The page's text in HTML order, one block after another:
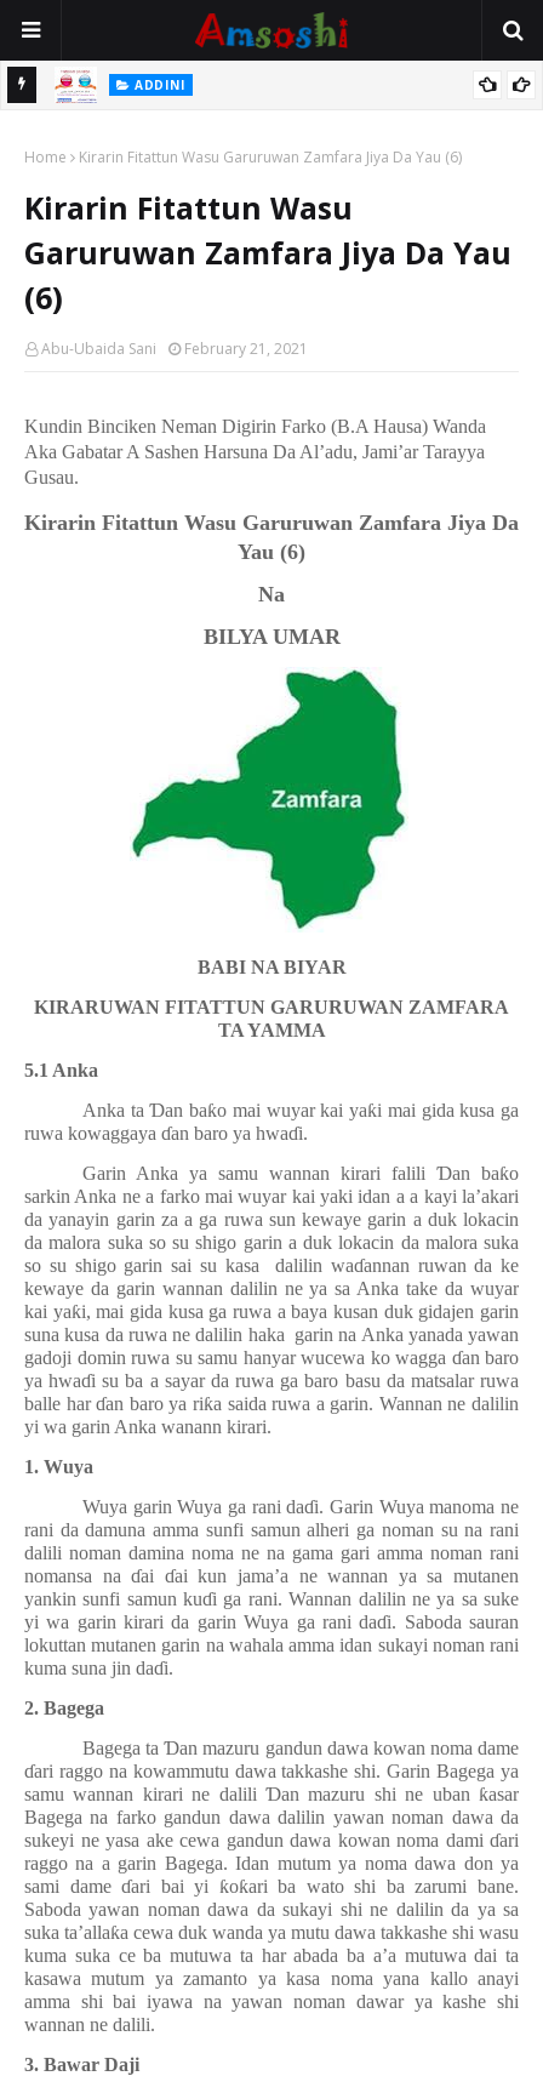
ADDINI
Home Kirarin Fitattun Wasu Garuruwan Zamfara Jiya Da Yau (6)
Kirarin Fitattun Wasu
Garuruwan Zamfara Jiya Da Yau
(6)
Abu-Ubaida Sani February 21, 2021
Kundin Binciken Neman Digirin Farko (B.A Hausa) Wanda
Aka Gabatar A Sashen Harsuna Da Al’adu, Jami’ar Tarayya
Gusau.
Kirarin Fitattun Wasu Garuruwan Zamfara Jiya Da
Yau (6)
Na
BILYA UMAR
BABI NA BIYAR
KIRARUWAN FITATTUN GARURUWAN ZAMFARA
TA YAMMA
5.1 Anka
Anka taƊan baƙo mai wuyar kai yaƙi mai gida kusa ga
ruwa kowaggaya ɗan baro ya hwaɗi.
Garin Anka ya samu wannan kirari falili Ɗan baƙo
sarkin Anka ne a farko mai wuyar kai yaki idan a a kayi la’akari
da yanayin garin za a ga ruwa sun kewaye garin a duk lokacin
da malora suka so su shigo garin a duk lokacin da malora suka
so su shigo garin sai su kasa
dalilin waɗannan ruwan da ke
kewaye da garin wannan dalilin ne ya sa Anka take da wuyar
kai yaƙi, mai gida kusa ga ruwa a baya kusan duk gidajen garin
suna kusa da ruwa ne dalilin haka garin na Anka yanada yawan
gadoji domin ruwa su samu hanyar wucewa ko wagga ɗan baro
ya hwaɗi su ba a sayar da ruwa ga baro basu da matsalar ruwa
balle harɗan baro ya riƙa saida ruwa a garin. Wannan ne dalilin
yi wa garin Anka wanann kirari.
1. Wuya
Wuya garin Wuya ga rani daɗi. Garin Wuya manoma ne
rani da damuna amma sunfi samun alheri ga noman su na rani
dalili noman damina noma ne na gama gari amma noman rani
nomansa naɗai ɗai kun jama’a ne wannan ya sa mutanen
yankin sunfi samun kuɗi ga rani. Wannan dalilin ne ya sa suke
yi wa garin kirari da garin Wuya ga rani daɗi. Saboda sauran
lokuttan mutanen garin na wahala amma idan sukayi noman rani
kuma suna jin daɗi.
2. Bagega
Bagega taƊan mazuru gandun dawa kowan noma dame
ɗari raggo na kowammutu dawa takkashe shi. Garin Bagega ya
samu wannan kirari ne dalili Ɗan mazuru shi ne uban ƙasar
Bagega na farko gandun dawa dalilin yawan noman dawa da
sukeyi ne yasa ake cewa gandun dawa kowan noma dami ɗari
raggo na a garin Bagega. Idan mutum ya noma dawa don ya
sami dameɗari bai yi ƙoƙari ba wato shi ba zarumi bane.
Saboda yawan noman dawa da sukayi shi ne dalilin da ya sa
suka ta’allaƙa cewa duk wanda ya mutu dawa takkashe shi wasu
kuma suka ce ba mutuwa ta har abada ba a’a mutuwa dai ta
kasawa mutum ya zamanto ya kasa noma yana kallo anayi
amma shi bai iyawa na yawan noman dawar ya kashe shi
wannan ne dalili.
3. Bawar Daji